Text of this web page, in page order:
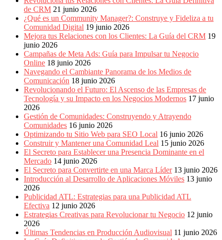
de CRM 21 junio 2026
¿Qué es un Community Manager?: Construye y Fideliza a tu
Comunidad Digital 19 junio 2026
Mejora tus Relaciones con los Clientes: La Guía del CRM 19
junio 2026
Campañas de Meta Ads: Guía para Impulsar tu Negocio
Online 18 junio 2026
Navegando el Cambiante Panorama de los Medios de
Comunicación 18 junio 2026
Revolucionando el Futuro: El Ascenso de las Empresas de
Tecnología y su Impacto en los Negocios Modernos 17 junio
2026
Gestión de Comunidades: Construyendo y Atrayendo
Comunidades 16 junio 2026
Optimizando tu Sitio Web para SEO Local 16 junio 2026
Construir y Mantener una Comunidad Leal 15 junio 2026
El Secreto para Establecer una Presencia Dominante en el
Mercado 14 junio 2026
El Secreto para Convertirte en una Marca Líder 13 junio 2026
Introducción al Desarrollo de Aplicaciones Móviles 13 junio
2026
Publicidad ATL: Estrategias para una Publicidad ATL
Efectiva 12 junio 2026
Estrategias Creativas para Revolucionar tu Negocio 12 junio
2026
Últimas Tendencias en Producción Audiovisual 11 junio 2026